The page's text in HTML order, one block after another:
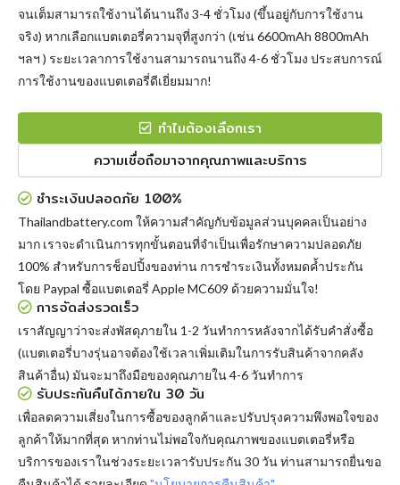
จนเต็มสามารถใช้งานได้นานถึง 3-4 ชั่วโมง (ขึ้นอยู่กับการใช้งาน
จริง) หากเลือกแบตเตอรี่ความจุที่สูงกว่า (เช่น 6600mAh 8800mAh
ฯลฯ ) ระยะเวลาการใช้งานสามารถนานถึง 4-6 ชั่วโมง ประสบการณ์
การใช้งานของแบตเตอรี่ดีเยี่ยมมาก!
ทำไมต้องเลือกเรา
ความเชื่อถือมาจากคุณภาพและบริการ
ชำระเงินปลอดภัย 100%
Thailandbattery.com ให้ความสำคัญกับข้อมูลส่วนบุคคลเป็นอย่าง
มาก เราจะดำเนินการทุกขั้นตอนที่จำเป็นเพื่อรักษาความปลอดภัย
100% สำหรับการช็อปปิ้งของท่าน การชำระเงินทั้งหมดค้ำประกัน
โดย Paypal ซื้อแบตเตอรี่ Apple MC609 ด้วยความมั่นใจ!
การจัดส่งรวดเร็ว
เราสัญญาว่าจะส่งพัสดุภายใน 1-2 วันทำการหลังจากได้รับคำสั่งซื้อ
(แบตเตอรี่บางรุ่นอาจต้องใช้เวลาเพิ่มเติมในการรับสินค้าจากคลัง
สินค้าอื่น) มันจะมาถึงมือของคุณภายใน 4-6 วันทำการ
รับประกันคืนได้ภายใน 30 วัน
เพื่อลดความเสี่ยงในการซื้อของลูกค้าและปรับปรุงความพึงพอใจของ
ลูกค้าให้มากที่สุด หากท่านไม่พอใจกับคุณภาพของแบตเตอรี่หรือ
บริการของเราในช่วงระยะเวลารับประกัน 30 วัน ท่านสามารถยื่นขอ